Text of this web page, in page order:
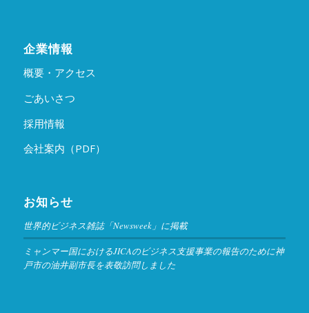
企業情報
概要・アクセス
ごあいさつ
採用情報
会社案内（PDF）
お知らせ
世界的ビジネス雑誌「Newsweek」に掲載
ミャンマー国におけるJICAのビジネス支援事業の報告のために神
戸市の油井副市長を表敬訪問しました